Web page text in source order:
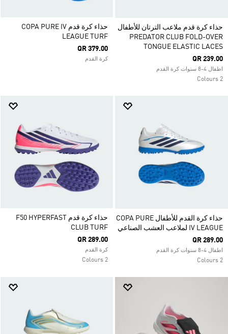
حذاء كرة قدم ملاعب الترتان للأطفال
PREDATOR CLUB FOLD-OVER
TONGUE ELASTIC LACES
QR 239.00
اطفال 4-8 سنوات كرة القدم
2 Colours
حذاء كرة قدم COPA PURE IV
LEAGUE TURF
QR 379.00
كرة القدم
حذاء كرة القدم للأطفال COPA PURE
IV LEAGUE لملاعب العشب الصناعي
QR 289.00
اطفال 4-8 سنوات كرة القدم
2 Colours
حذاء كرة قدم F50 HYPERFAST
CLUB TURF
QR 289.00
كرة القدم
2 Colours